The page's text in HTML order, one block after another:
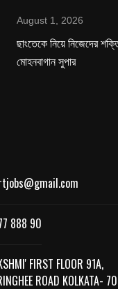
August 1, 2026
ছাংতেকে নিয়ে নিজেদের
মোহনবাগান সুপার
888 90
FIRST FLOOR 91A,
ROAD KOLKATA-